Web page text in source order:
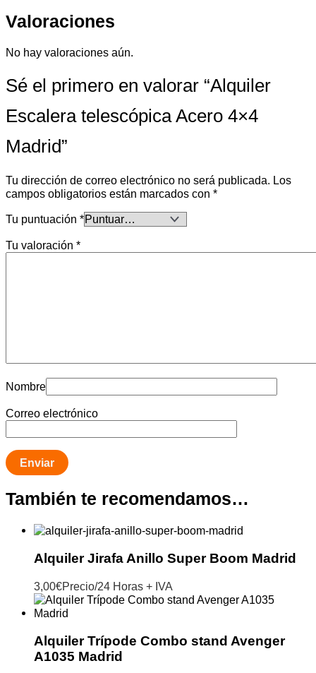
Valoraciones
No hay valoraciones aún.
Sé el primero en valorar “Alquiler
Escalera telescópica Acero 4×4
Madrid”
Tu dirección de correo electrónico no será publicada. Los
campos obligatorios están marcados con *
Tu puntuación *
Tu valoración *
Nombre
Correo electrónico
También te recomendamos…
Alquiler Jirafa Anillo Super Boom Madrid
3,00€Precio/24 Horas + IVA
Alquiler Trípode Combo stand Avenger
A1035 Madrid